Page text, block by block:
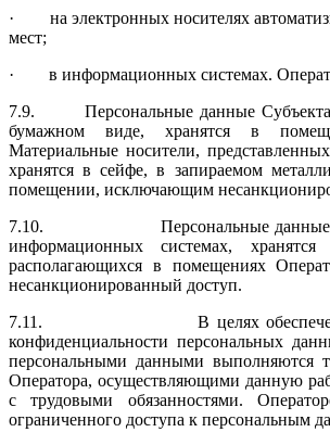
· на электронных носителях
мест;
· в информационных системах.
7.9. Персональные данные Субъекта,
бумажном виде, хранятся в
Материальные носители,
хранятся в сейфе, в запираемом
помещении, исключающим
7.10. Персональные данные,
информационных системах,
располагающихся в помещениях
несанкционированный доступ.
7.11. В целях обеспечения
конфиденциальности персональных
персональными данными выполняются
Оператора, осуществляющими данную
с трудовыми обязанностями.
ограниченного доступа к персональным